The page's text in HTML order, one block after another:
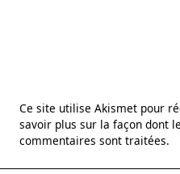
Ce site utilise Akismet pour
savoir plus sur la façon dont
commentaires sont traitées.